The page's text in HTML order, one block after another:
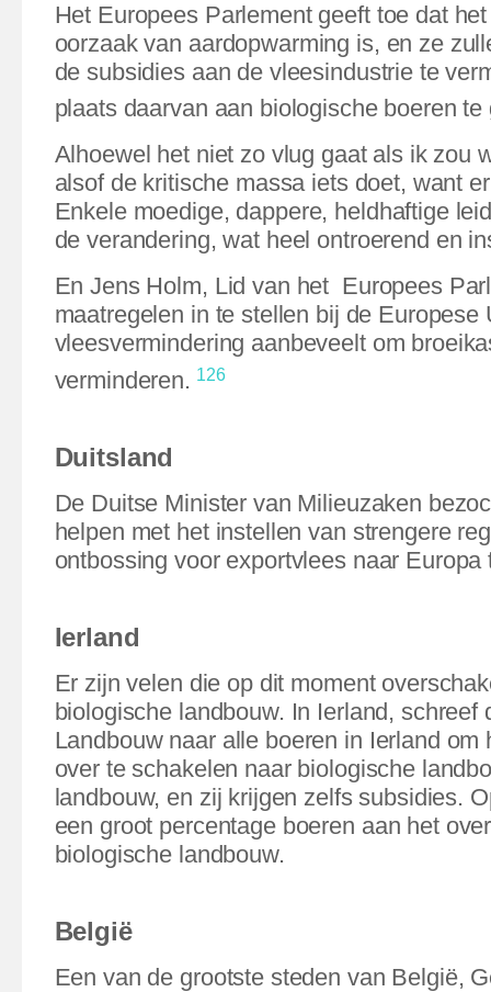
Het Europees Parlement geeft toe dat
oorzaak van aardopwarming is, en ze
de subsidies aan de vleesindustrie te
plaats daarvan aan biologische boeren te
Alhoewel het niet zo vlug gaat als ik zou
alsof de kritische massa iets doet, want
Enkele moedige, dappere, heldhaftige
de verandering, wat heel ontroerend en
En Jens Holm, Lid van het Europees
maatregelen in te stellen bij de Europese
vleesvermindering aanbeveelt om
verminderen. 126
Duitsland
De Duitse Minister van Milieuzaken
helpen met het instellen van strengere
ontbossing voor exportvlees naar Europa
Ierland
Er zijn velen die op dit moment
biologische landbouw. In Ierland, schreef
Landbouw naar alle boeren in Ierland om
over te schakelen naar biologische
landbouw, en zij krijgen zelfs subsidies.
een groot percentage boeren aan het
biologische landbouw.
België
Een van de grootste steden van België,